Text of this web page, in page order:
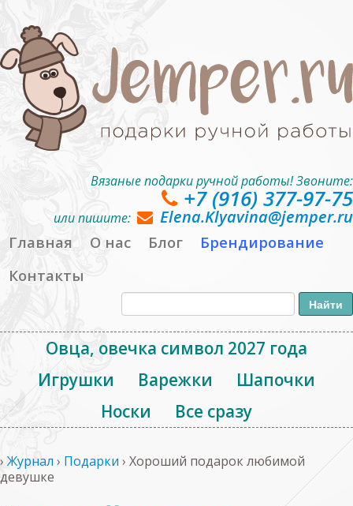
Вязаные подарки ручной работы! Звоните:
+7 (916) 377-97-75
или пишите: Elena.Klyavina@jemper.ru
Главная О нас Блог
Брендирование
Контакты
Овца, овечка символ 2027 года
Игрушки
Варежки
Шапочки
Носки
Все сразу
› Журнал › Подарки › Хороший подарок любимой
девушке